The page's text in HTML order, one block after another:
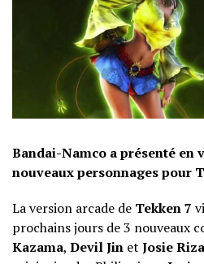
Bandai-Namco a présenté en
nouveaux personnages pour
La version arcade de Tekken 7
prochains jours de 3 nouveaux
Kazama, Devil Jin et Josie